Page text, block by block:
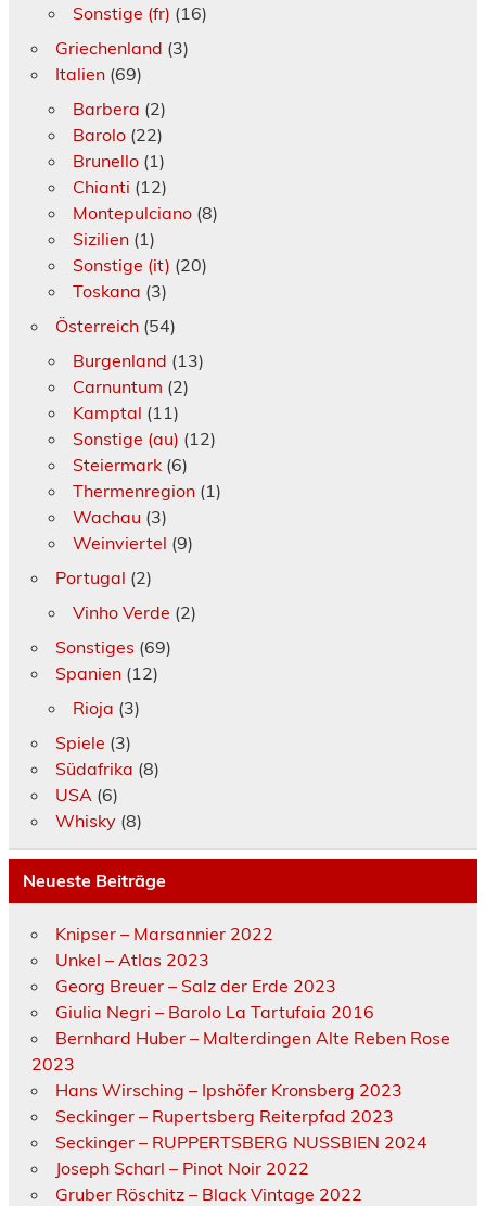
Sonstige (fr) (16)
Griechenland (3)
Italien(69)
Barbera (2)
Barolo(22)
Brunello(1)
Chianti (12)
Montepulciano(8)
Sizilien(1)
Sonstige (it) (20)
Toskana (3)
Österreich(54)
Burgenland (13)
Carnuntum (2)
Kamptal (11)
Sonstige (au) (12)
Steiermark(6)
Thermenregion(1)
Wachau (3)
Weinviertel (9)
Portugal (2)
Vinho Verde (2)
Sonstiges (69)
Spanien(12)
Rioja (3)
Spiele (3)
Südafrika (8)
USA (6)
Whisky(8)
Neueste Beiträge
Knipser – Marsannier 2022
Unkel – Atlas 2023
Georg Breuer – Salz der Erde 2023
Giulia Negri – Barolo La Tartufaia 2016
Bernhard Huber – Malterdingen Alte Reben Rose
2023
Hans Wirsching – Ipshöfer Kronsberg 2023
Seckinger – Rupertsberg Reiterpfad 2023
Seckinger – RUPPERTSBERG NUSSBIEN 2024
Joseph Scharl – Pinot Noir 2022
Gruber Röschitz – Black Vintage 2022